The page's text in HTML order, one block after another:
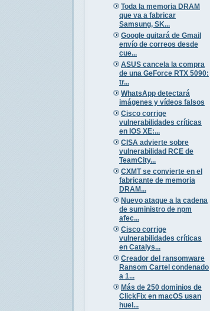
Toda la memoria DRAM
que va a fabricar
Samsung, SK...
Google quitará de Gmail
envío de correos desde
cue...
ASUS cancela la compra
de una GeForce RTX 5090:
tr...
WhatsApp detectará
imágenes y vídeos falsos
Cisco corrige
vulnerabilidades críticas
en IOS XE:...
CISA advierte sobre
vulnerabilidad RCE de
TeamCity...
CXMT se convierte en el
fabricante de memoria
DRAM...
Nuevo ataque a la cadena
de suministro de npm
afec...
Cisco corrige
vulnerabilidades críticas
en Catalys...
Creador del ransomware
Ransom Cartel condenado
a 1...
Más de 250 dominios de
ClickFix en macOS usan
huel...